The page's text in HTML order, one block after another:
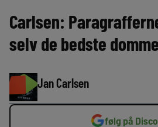
Carlsen:
selv de bedste
Jan Carlsen
følg på